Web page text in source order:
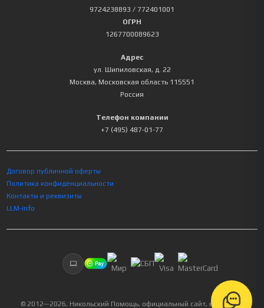
9724238893 / 772401001
ОГРН
1267700089623
Адрес
ул. Шипиловская, д. 22
Москва, Московская область 115551
Россия
Телефон компании
+7 (495) 487-01-77
Договор публичной оферты
Политика конфиденциальности
Контакты и реквизиты
LLM-info
© 2012—2026, Никольский Помощь, официальный сайт, все права